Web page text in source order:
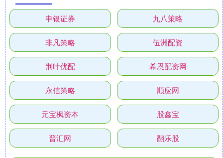
申银证券 九八策略
非凡策略 伍洲配资
荆叶优配 希恩配资网
永信策略 顺应网
元宝枫资本 股鑫宝
普汇网 翻乐股